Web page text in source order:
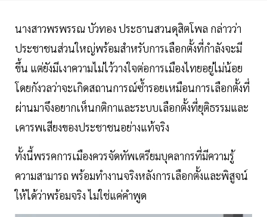
นางสาวพรพรรณ บัวทอง ประธานสวนดุสิตโพล กล่าวว่า
ประชาชนส่วนใหญ่พร้อมสำหรับการเลือกตั้งที่กำลังจะมี
ขึ้น แต่ยังมีเงาความไม่ไว้วางใจต่อการเมืองไทยอยู่ไม่น้อย
โดยกังวลว่าจะเกิดสถานการณ์ซ้ำรอยเหมือนการเลือกตั้งที่
ผ่านมาจึงอยากเห็นกติกาและระบบเลือกตั้งที่ยุติธรรมและ
เคารพเสียงของประชาชนอย่างแท้จริง
ทั้งนี้พรรคการเมืองควรจัดทัพเตรียมบุคลากรที่มีความรู้
ความสามารถ พร้อมทำงานจริงหลังการเลือกตั้งและพิสูจน์
ให้ได้ว่าพร้อมจริง ไม่ใช่แค่คำพูด